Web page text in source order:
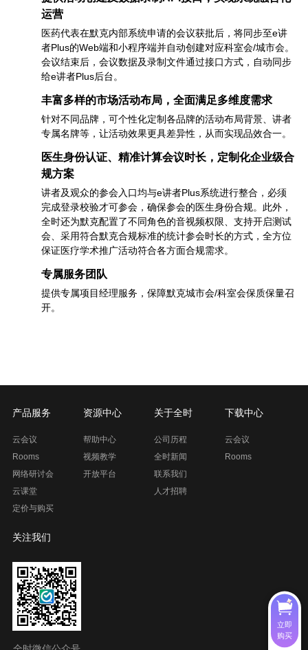
运营
医药代表在默克内部系统申请的会议获批后，将同步至e讲
者Plus的Web端和小程序端并自动创建对应科室会/城市会。
会议结束后，会议数据及录制文件通过接口方式，自动同步
给e讲者Plus后台。
丰富多样的市场活动布局，全面满足多维度需求
针对不同品牌，可个性化定制各品牌的活动布局背景、讲者
专属名牌等，让活动效果更具差异性，从而实现品效合一。
医生身份认证、精准计算会议时长，定制化企业级合
规方案
讲者及观众的参会入口均与e讲者Plus系统进行整合，必须
完成登录校验才可参会，确保参会的医生身份合规。此外，
全时还为默克配置了不同角色的音视频权限、支持开启测试
会、采用符合默克合规标准的统计参会时长的方式，全方位
保证医疗学术推广活动符合各方面合规需求。
专属服务团队
提供专属项目经理服务，保障默克城市会/科室会保质保量召
开。
产品服务
云会议
Rooms
网络研讨会
云课堂
定价与购买
资源中心
帮助中心
视频教学
开放平台
关于全时
公司历程
全时新闻
联系我们
人才招聘
下载中心
云会议
Rooms
关注我们
立即
购买